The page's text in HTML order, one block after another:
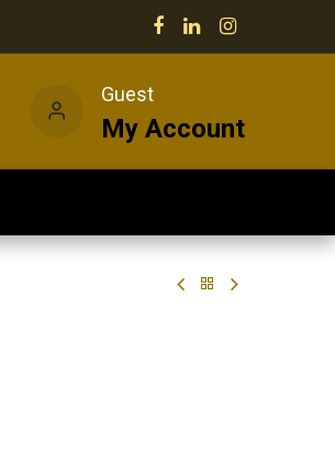
Guest
My Account